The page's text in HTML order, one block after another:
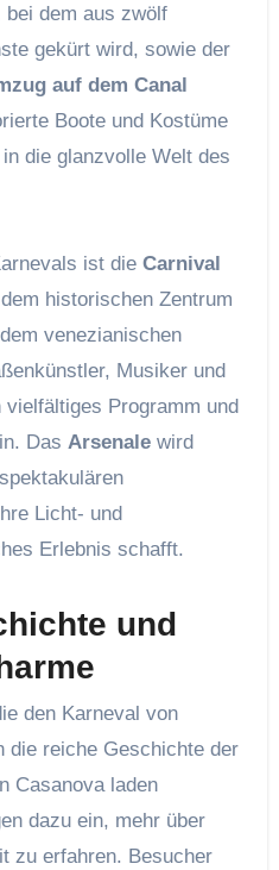
bei dem aus zwölf
gekürt wird, sowie der
auf dem Canal
Boote und Kostüme
die glanzvolle Welt des
ist die Carnival
historischen Zentrum
venezianischen
Musiker und
Programm und
Das Arsenalewird
Licht- und
Erlebnis schafft.
und
den Karneval von
die reiche Geschichte der
Casanova laden
dazu ein, mehr über
zu erfahren. Besucher